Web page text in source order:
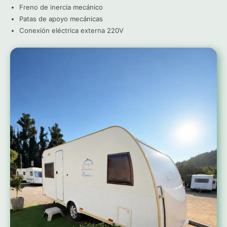
Freno de inercia mecánico
Patas de apoyo mecánicas
Conexión eléctrica externa 220V